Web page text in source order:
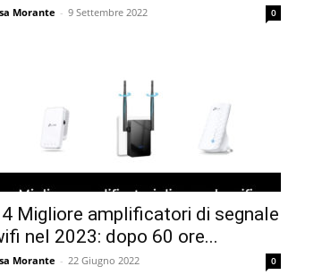
Morante - 9 Settembre 2022 0
Migliore amplificatori di segnale
nel 2023: dopo 60 ore...
Morante - 22 Giugno 2022 0